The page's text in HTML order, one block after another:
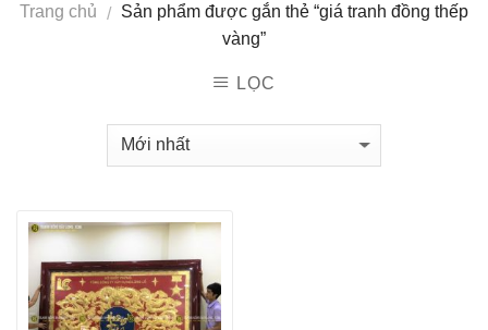
Trang chủ / Sản phẩm được gắn thẻ “giá tranh đồng thếp
vàng”
LỌC